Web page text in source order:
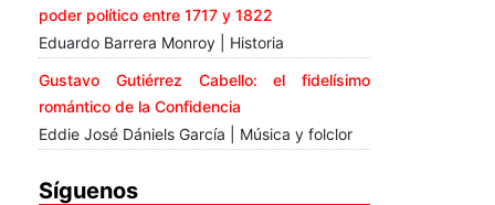
poder político entre 1717 y 1822
Eduardo Barrera Monroy | Historia
Gustavo Gutiérrez Cabello: el fidelísimo
romántico de la Confidencia
Eddie José Dániels García | Música y folclor
Síguenos